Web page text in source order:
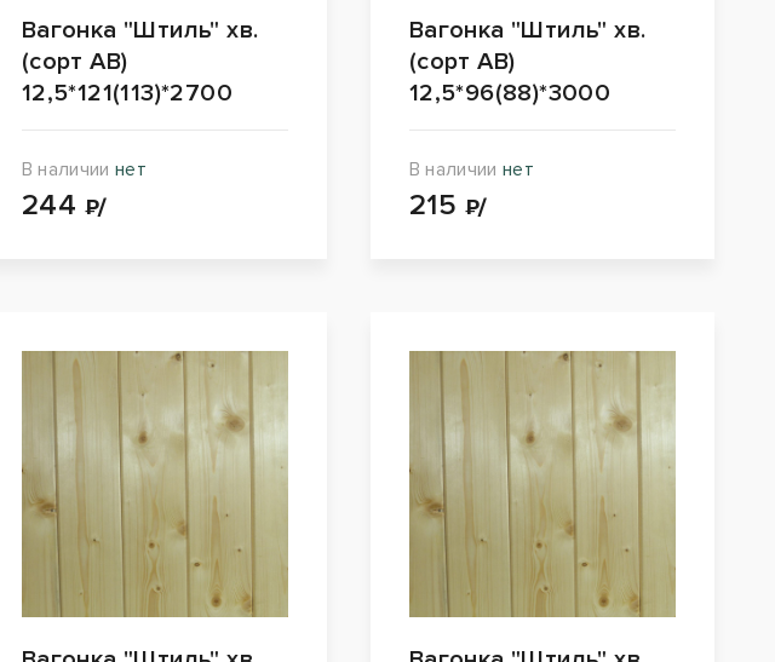
Вагонка "Штиль" хв.
(сорт АВ)
12,5*121(113)*2700
В наличиинет
244 ₽/
Вагонка "Штиль" хв.
(сорт АВ)
12,5*96(88)*3000
В наличии нет
215 ₽/